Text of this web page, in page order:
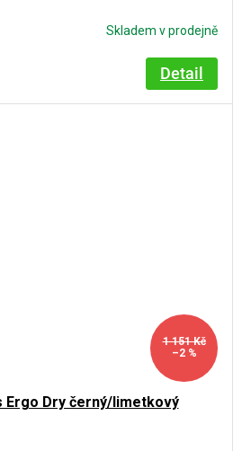
Skladem v prodejně
Detail
1 151 Kč
–2 %
Ergo Dry černý/limetkový